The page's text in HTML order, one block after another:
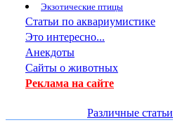
Экзотические птицы
Статьи по аквариумистике
Это интересно...
Анекдоты
Сайты о животных
Реклама на сайте
Различные статьи